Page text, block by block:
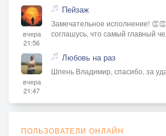
вчера
21:56
Пейзаж
Замечательное исполнение!
соглашусь, что самый главный
вчера
21:47
Любовь на раз
Шпень Владимир, спасибо, за
ПОЛЬЗОВАТЕЛИ ОНЛАЙН